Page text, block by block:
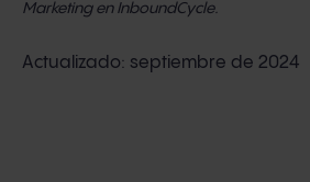
Marketingen InboundCycle.
Actualizado: septiembre de 2024